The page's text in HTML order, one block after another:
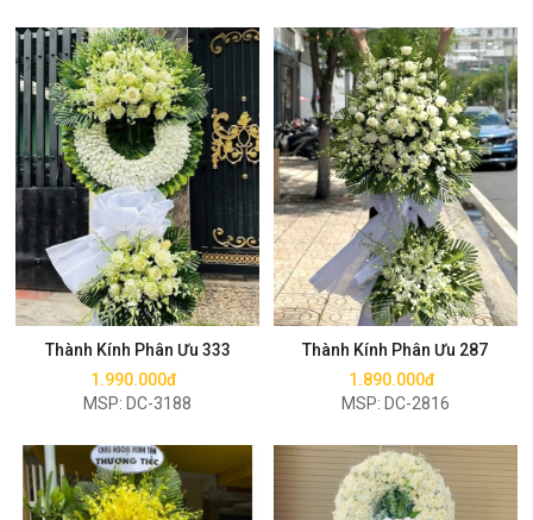
Thành Kính Phân Ưu 333
1.990.000đ
MSP: DC-3188
Mua ngay
Thành Kính Phân Ưu 287
1.890.000đ
MSP: DC-2816
Mua ngay